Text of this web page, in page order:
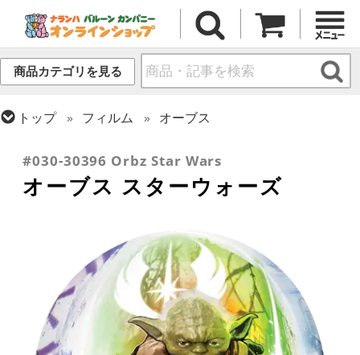
商品カテゴリを見る
トップ フィルム
オーブス
#030-30396 Orbz Star Wars
オーブス スターウォーズ